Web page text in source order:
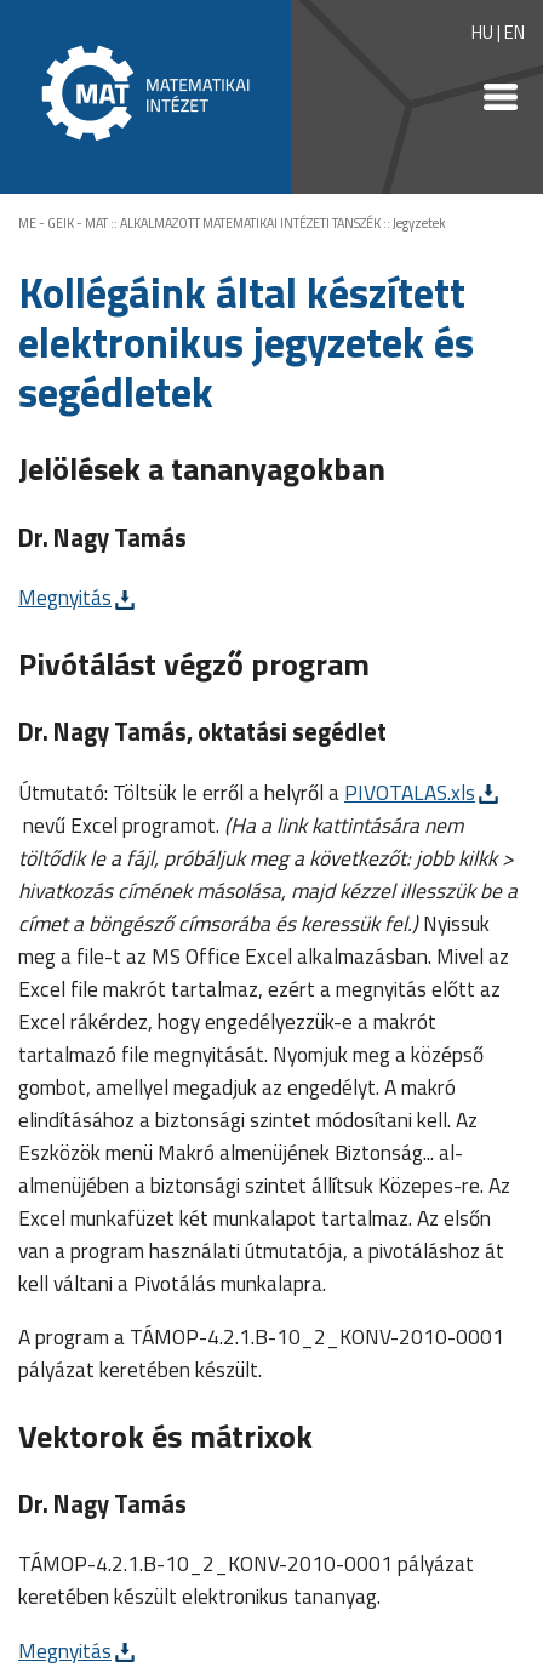
HU|EN
ME - GEIK - MAT::ALKALMAZOTT MATEMATIKAI INTÉZETI TANSZÉK:: Jegyzetek
Kollégáink által készített
elektronikus jegyzetek és
segédletek
Jelölések a tananyagokban
Dr. Nagy Tamás
Megnyitás
Pivótálást végző program
Dr. Nagy Tamás, oktatási segédlet
Útmutató: Töltsük le erről a helyről aPIVOTALAS.xls
nevű Excel programot. (Ha a link kattintására nem
töltődik le a fájl, próbáljuk meg a következőt: jobb kilkk >
hivatkozás címének másolása, majd kézzel illesszük be a
címet a böngésző címsorába és keressük fel.)Nyissuk
meg a file-t az MS Office Excel alkalmazásban. Mivel az
Excel file makrót tartalmaz, ezért a megnyitás előtt az
Excel rákérdez, hogy engedélyezzük-e a makrót
tartalmazó file megnyitását. Nyomjuk meg a középső
gombot, amellyel megadjuk az engedélyt. A makró
elindításához a biztonsági szintet módosítani kell. Az
Eszközök menü Makró almenüjének Biztonság... al-
almenüjében a biztonsági szintet állítsuk Közepes-re. Az
Excel munkafüzet két munkalapot tartalmaz. Az elsőn
van a program használati útmutatója, a pivotáláshoz át
kell váltani a Pivotálás munkalapra.
A program a TÁMOP-4.2.1.B-10_2_KONV-2010-0001
pályázat keretében készült.
Vektorok és mátrixok
Dr. Nagy Tamás
TÁMOP-4.2.1.B-10_2_KONV-2010-0001 pályázat
keretében készült elektronikus tananyag.
Megnyitás